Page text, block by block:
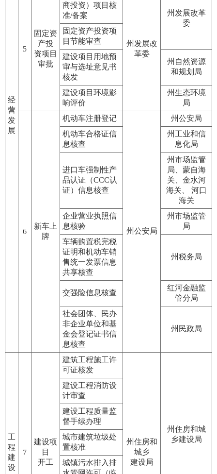
经
营
发
展
5
固定资
产投
资项目
审批
商投资）项目核
准/备案
州发展改
革委
州发展改革
委
固定资产投资项
目节能审查
建设项目用地预
审与选址意见书
核发
州自然资源
和规划局
建设项目环境影
响评价
州生态环境
局
6
新车上
牌
机动车注册登记
州公安局
州公安局
机动车合格证信
息核查
州工业和信
息化局
进口车强制性产
品认证（CCC认
证）信息核查
州市场监管
局、蒙自海
关、金水河
海关、 河口
海关
企业营业执照信
息核验
州市场监管
局
车辆购置税完税
证明和机动车销
售统一发票信息
共享核查
州税务局
交强险信息核查
红河金融监
管分局
社会团体、民办
非企业单位和基
金会登记证书信
息核查
州民政局
工
程
建
设
7
建设项
目
开工
建筑工程施工许
可证核发
州住房和
城乡
建设局
州住房和城
乡建设局
建设工程消防设
计审查
建设工程质量监
督手续办理
城市建筑垃圾处
置核准
城镇污水排入排